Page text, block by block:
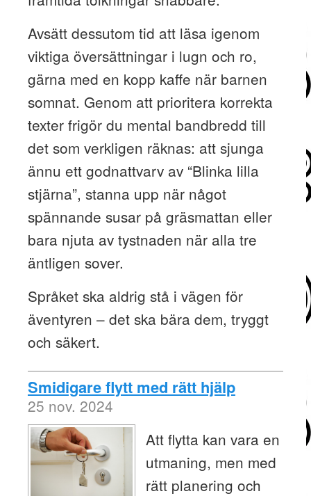
Avsätt dessutom tid att läsa igenom
viktiga översättningar i lugn och ro,
gärna med en kopp kaffe när barnen
somnat. Genom att prioritera korrekta
texter frigör du mental bandbredd till
det som verkligen räknas: att sjunga
ännu ett godnattvarv av “Blinka lilla
stjärna”, stanna upp när något
spännande susar på gräsmattan eller
bara njuta av tystnaden när alla tre
äntligen sover.
Språket ska aldrig stå i vägen för
äventyren – det ska bära dem, tryggt
och säkert.
Smidigare flytt med rätt hjälp
25 nov. 2024
Att flytta kan vara en
utmaning, men med
rätt planering och